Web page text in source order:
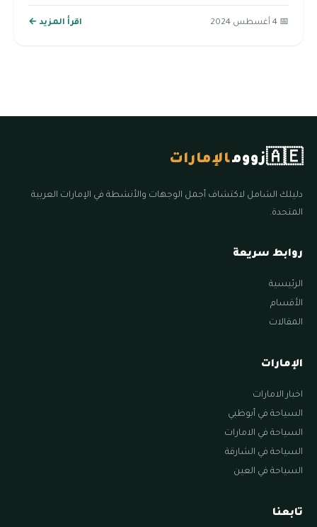
📅 4 أغسطس 2024 اقرأ المزيد ←
🇦🇪زوومالإمارات
دليلك الشامل لاكتشاف أجمل الوجهات والأنشطة في الإمارات العربية
المتحدة.
روابط سريعة
الرئيسية
الأقسام
المقالات
الإمارات
اخبار الامارات
السياحة في أبوظبي
السياحة في الامارات
السياحة في الشارقة
السياحة في العين
تابعنا